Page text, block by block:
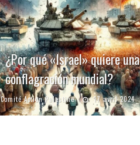
¿Por qué «Israel» quiere una
conflagración mundial?
Comité Action Palestine 17 avril 2024